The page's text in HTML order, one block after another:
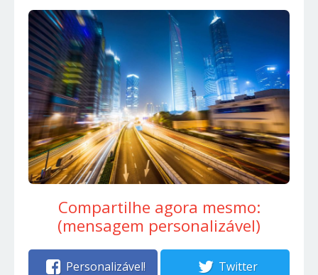
Compartilhe agora mesmo:
(mensagem personalizável)
Personalizável! Twitter